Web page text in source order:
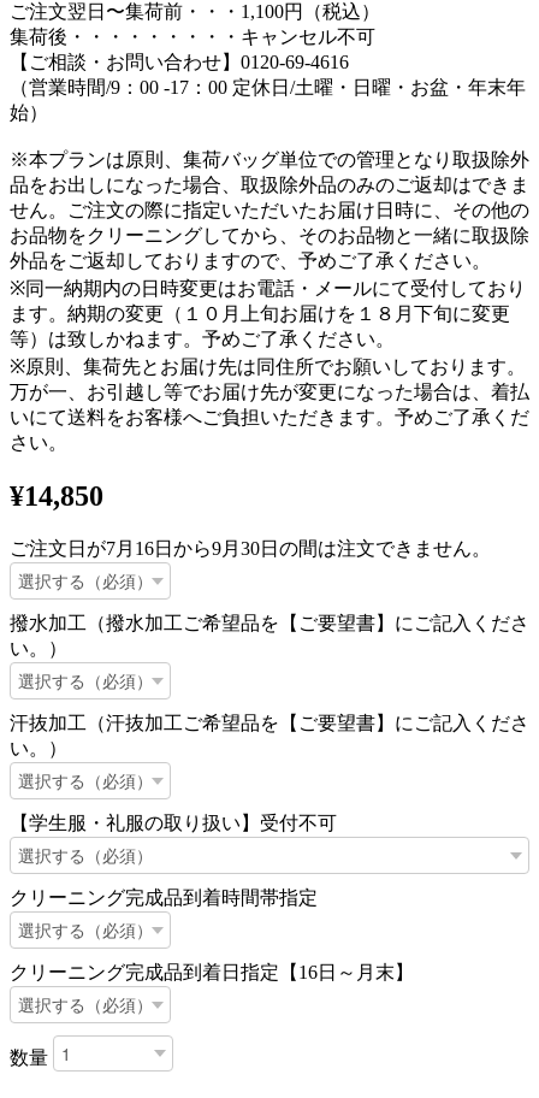
ご注文翌日〜集荷前・・・1,100円（税込）
集荷後・・・・・・・・・キャンセル不可
【ご相談・お問い合わせ】0120-69-4616
（営業時間/9：00 -17：00 定休日/土曜・日曜・お盆・年末年
始）
※本プランは原則、集荷バッグ単位での管理となり取扱除外
品をお出しになった場合、取扱除外品のみのご返却はできま
せん。ご注文の際に指定いただいたお届け日時に、その他の
お品物をクリーニングしてから、そのお品物と一緒に取扱除
外品をご返却しておりますので、予めご了承ください。
※同一納期内の日時変更はお電話・メールにて受付しており
ます。納期の変更（１０月上旬お届けを１８月下旬に変更
等）は致しかねます。予めご了承ください。
※原則、集荷先とお届け先は同住所でお願いしております。
万が一、お引越し等でお届け先が変更になった場合は、着払
いにて送料をお客様へご負担いただきます。予めご了承くだ
さい。
¥14,850
ご注文日が7月16日から9月30日の間は注文できません。
撥水加工（撥水加工ご希望品を【ご要望書】にご記入くださ
い。）
汗抜加工（汗抜加工ご希望品を【ご要望書】にご記入くださ
い。）
【学生服・礼服の取り扱い】受付不可
クリーニング完成品到着時間帯指定
クリーニング完成品到着日指定【16日～月末】
数量